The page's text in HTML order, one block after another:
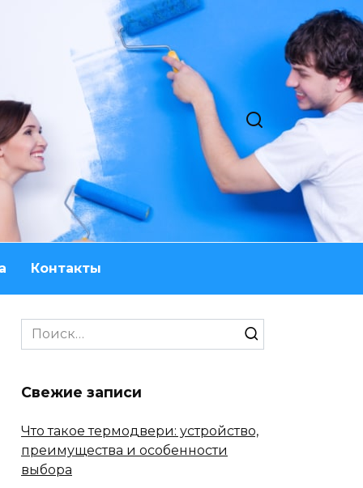
Контакты
Search
for:
Свежие записи
Что такое термодвери: устройство,
преимущества и особенности
выбора